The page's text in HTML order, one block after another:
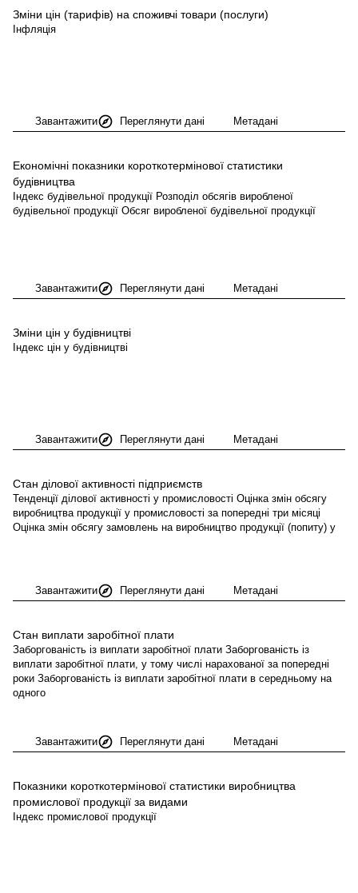
Зміни цін (тарифів) на споживчі товари (послуги)
Інфляція
Завантажити Переглянути дані Метадані
Економічні показники короткотермінової статистики
будівництва
Індекс будівельної продукції Розподіл обсягів виробленої
будівельної продукції Обсяг виробленої будівельної продукції
Завантажити Переглянути дані Метадані
Зміни цін у будівництві
Індекс цін у будівництві
Завантажити Переглянути дані Метадані
Стан ділової активності підприємств
Тенденції ділової активності у промисловості Оцінка змін обсягу
виробництва продукції у промисловості за попередні три місяці
Оцінка змін обсягу замовлень на виробництво продукції (попиту) у
Завантажити Переглянути дані Метадані
Стан виплати заробітної плати
Заборгованість із виплати заробітної плати Заборгованість із
виплати заробітної плати, у тому числі нарахованої за попередні
роки Заборгованість із виплати заробітної плати в середньому на
одного
Завантажити Переглянути дані Метадані
Показники короткотермінової статистики виробництва
промислової продукції за видами
Індекс промислової продукції